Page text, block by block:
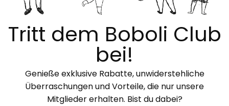
Tritt dem Boboli Club
bei!
Genieße exklusive Rabatte, unwiderstehliche
Überraschungen und Vorteile, die nur unsere
Mitglieder erhalten. Bist du dabei?